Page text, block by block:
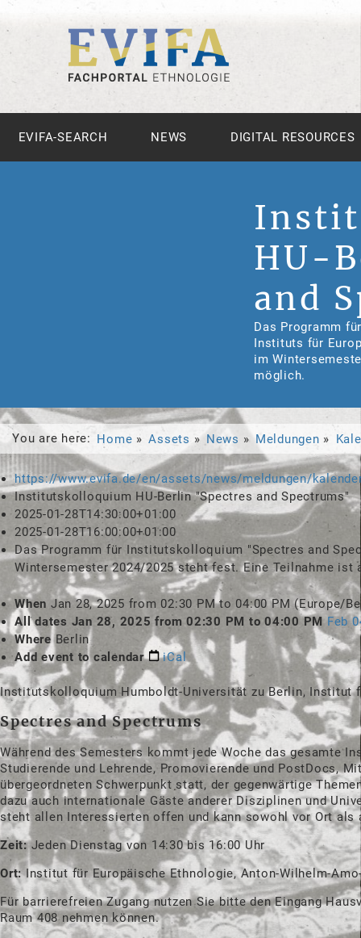
EVIFA-SEARCH NEWS DIGITAL RESOURCES
HU-
and
Das Programm
Instituts für
im
möglich.
You are here: Home Assets News Meldungen
https://www.evifa.de/en/assets/news/meldungen/
Institutskolloquium HU-Berlin "Spectres and Spectrums"
2025-01-28T14:30:00+01:00
2025-01-28T16:00:00+01:00
Das Programm für Institutskolloquium "Spectres and
Wintersemester 2024/2025 steht fest. Eine Teilnahme ist
When Jan 28, 2025 from 02:30 PMto04:00 PM (Europe/
All dates Jan 28, 2025 from 02:30 PM to 04:00 PM Feb
Where Berlin
Add event to calendar
iCal
Institutskolloquium Humboldt-Universität zu Berlin, Institut
Spectres and Spectrums
Während des Semesters kommt jede Woche das gesamte
Studierende und Lehrende, Promovierende und PostDocs,
übergeordneten Schwerpunkt statt, der gegenwärtige
dazu auch internationale Gäste anderer Disziplinen und
steht allen Interessierten offen und kann sowohl vor Ort
Zeit: Jeden Dienstag von 14:30 bis 16:00 Uhr
Ort:Institut für Europäische Ethnologie, Anton-Wilhelm-
Für barrierefreien Zugang nutzen Sie bitte den Eingang
Raum 408 nehmen können.